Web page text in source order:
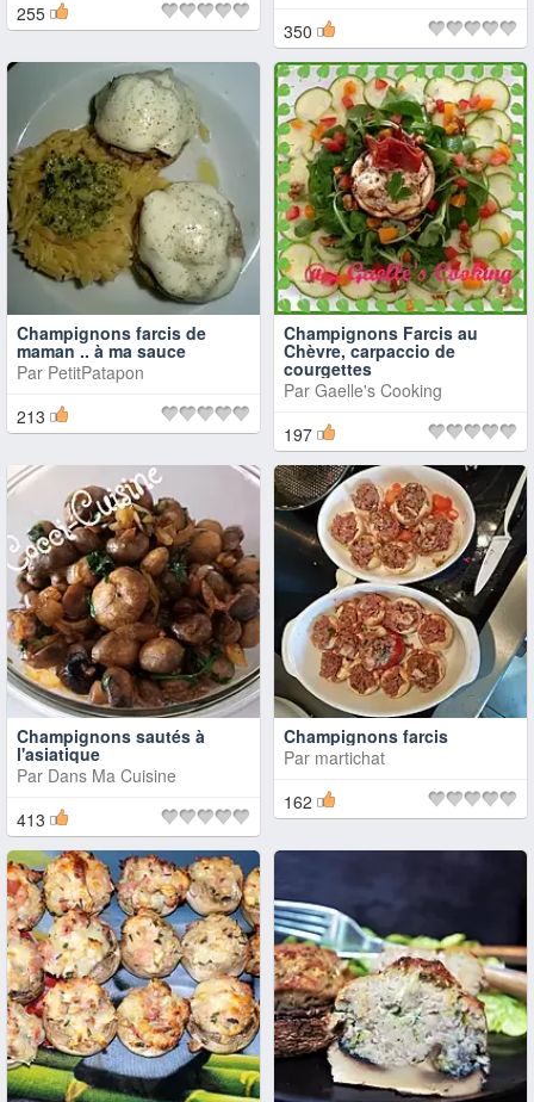
255
350
Champignons farcis de
maman .. à ma sauce
Par PetitPatapon
213
Champignons Farcis au
Chèvre, carpaccio de
courgettes
Par Gaelle's Cooking
197
Champignons sautés à
l'asiatique
Par Dans Ma Cuisine
413
Champignons farcis
Par martichat
162